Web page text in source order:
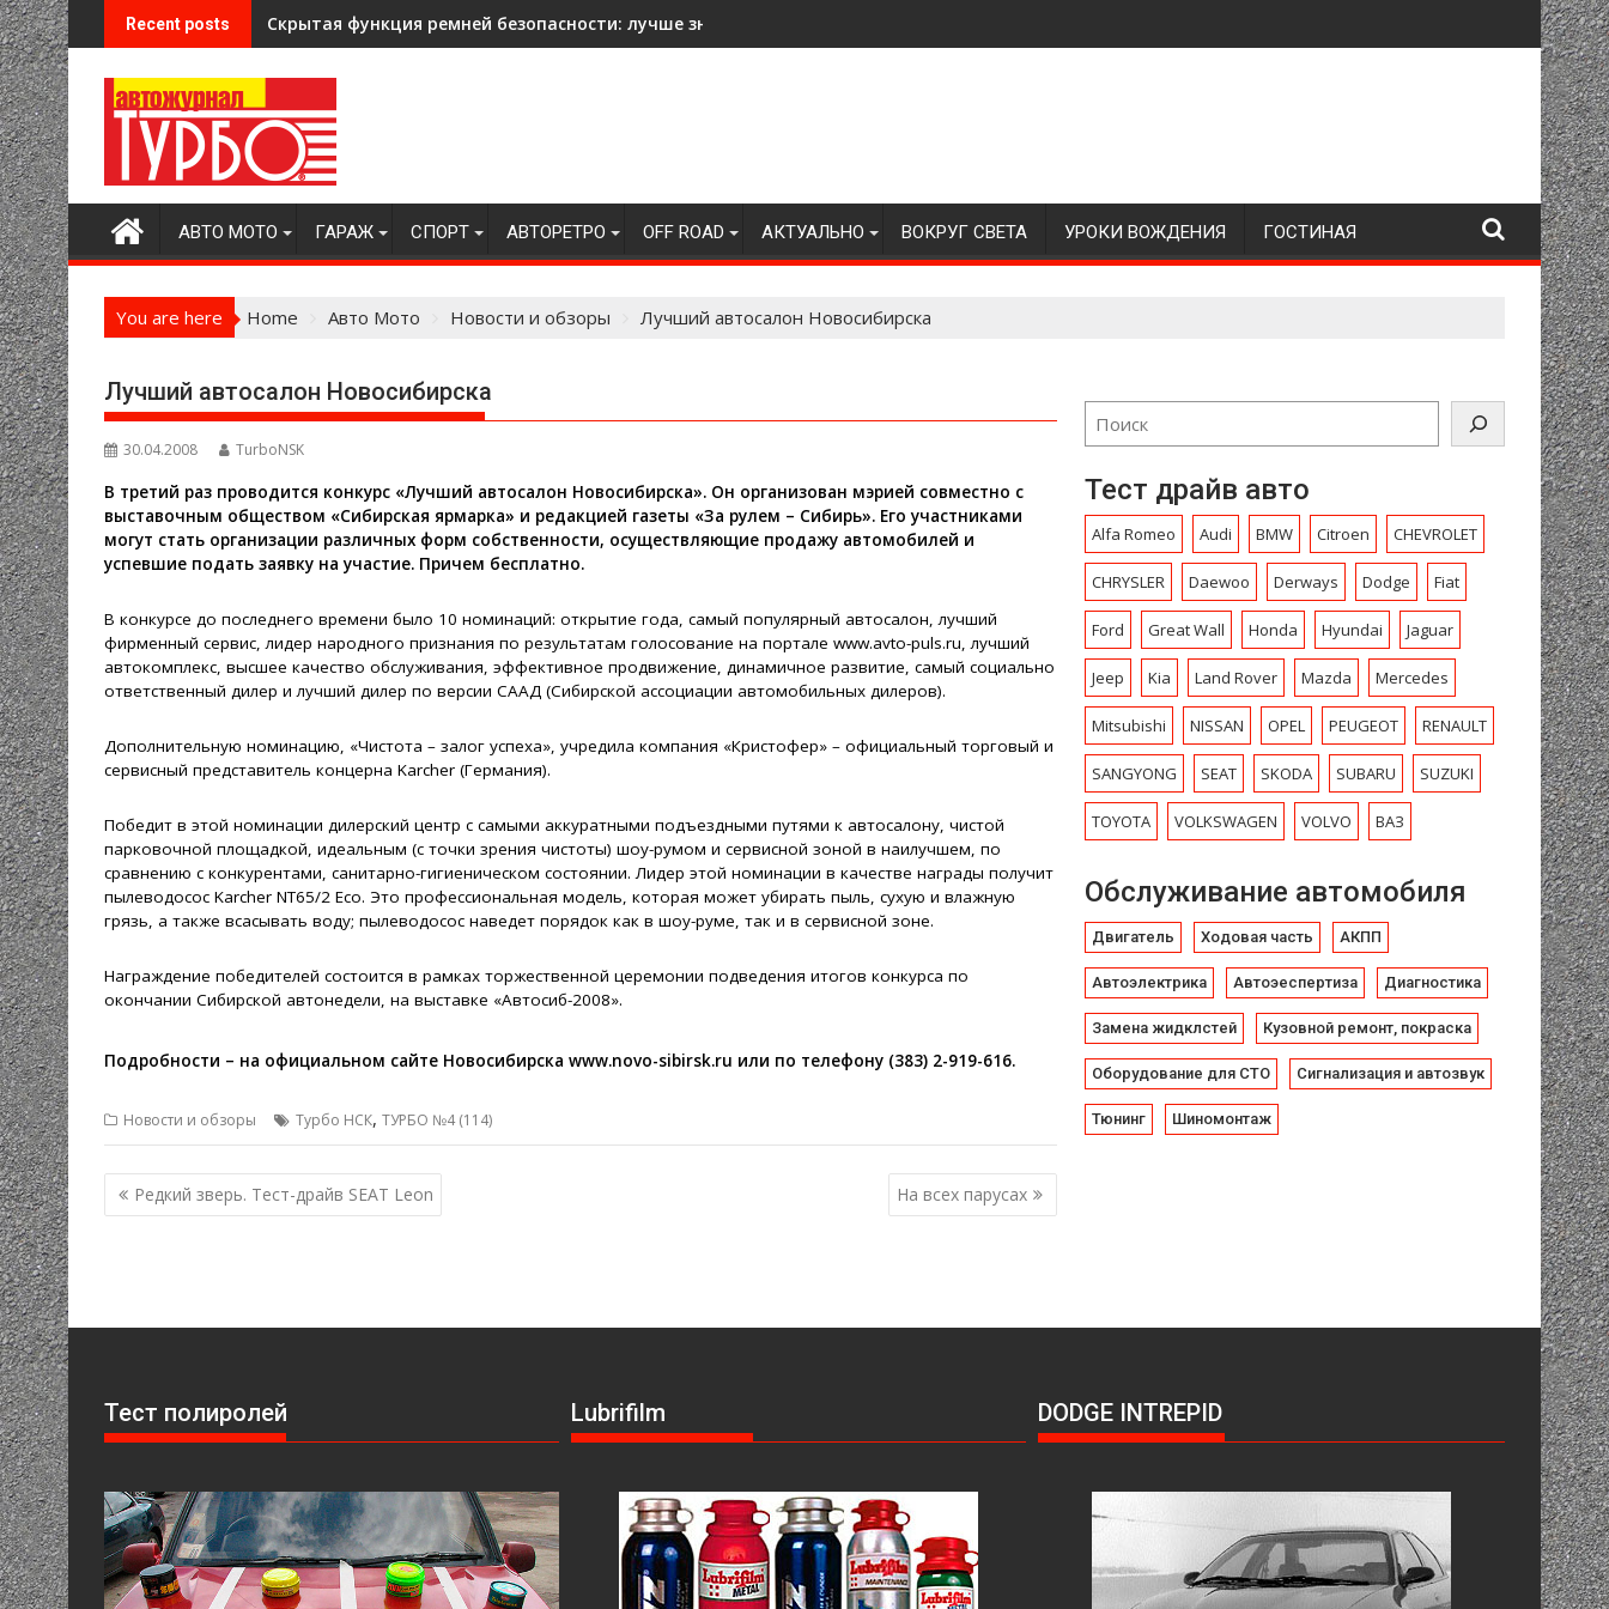
Skip
to
content
Recent posts Скрытая функция ремней безопасности: лучше знать на всякий случай!
АВТО МОТО ГАРАЖ СПОРТ АВТОРЕТРО OFF ROAD АКТУАЛЬНО ВОКРУГ СВЕТА УРОКИ ВОЖДЕНИЯ ГОСТИНАЯ
You are here Home Авто Мото Новости и обзоры Лучший автосалон Новосибирска
Лучший автосалон Новосибирска
30.04.2008 TurboNSK
В третий раз проводится конкурс «Лучший автосалон Новосибирска». Он организован мэрией совместно с
выставочным обществом «Сибирская ярмарка» и редакцией газеты «За рулем – Сибирь». Его участниками
могут стать организации различных форм собственности, осуществляющие продажу автомобилей и
успевшие подать заявку на участие. Причем бесплатно.
В конкурсе до последнего времени было 10 номинаций: открытие года, самый популярный автосалон, лучший
фирменный сервис, лидер народного признания по результатам голосование на портале www.avto-puls.ru, лучший
автокомплекс, высшее качество обслуживания, эффективное продвижение, динамичное развитие, самый социально
ответственный дилер и лучший дилер по версии СААД (Сибирской ассоциации автомобильных дилеров).
Дополнительную номинацию, «Чистота – залог успеха», учредила компания «Кристофер» – официальный торговый и
сервисный представитель концерна Karcher (Германия).
Победит в этой номинации дилерский центр с самыми аккуратными подъездными путями к автосалону, чистой
парковочной площадкой, идеальным (с точки зрения чистоты) шоу-румом и сервисной зоной в наилучшем, по
сравнению с конкурентами, санитарно-гигиеническом состоянии. Лидер этой номинации в качестве награды получит
пылеводосос Karcher NT65/2 Eco. Это профессиональная модель, которая может убирать пыль, сухую и влажную
грязь, а также всасывать воду; пылеводосос наведет порядок как в шоу-руме, так и в сервисной зоне.
Награждение победителей состоится в рамках торжественной церемонии подведения итогов конкурса по
окончании Сибирской автонедели, на выставке «Автосиб-2008».
Подробности – на официальном сайте Новосибирска www.novo-sibirsk.ru или по телефону (383) 2-919-616.
Новости и обзоры Турбо НСК, ТУРБО №4 (114)
Навигация
по
Редкий зверь. Тест-драйв SEAT Leon На всех парусах
Тест драйв авто
Alfa Romeo Audi BMW Citroen CHEVROLET
CHRYSLЕR Daewoo Derways Dodge Fiat
Ford Great Wall Honda Hyundai Jaguar
Jeep Kia Land Rover Mazda Mercedes
Mitsubishi NISSAN OPEL PEUGEOT RENAULT
SANGYONG SEAT SKODA SUBARU SUZUKI
TOYOTA VOLKSWAGEN VOLVO ВАЗ
Обслуживание автомобиля
Двигатель Ходовая часть АКПП
Автоэлектрика Автоэеспертиза Диагностика
Замена жидклстей Кузовной ремонт, покраска
Оборудование для СТО Сигнализация и автозвук
Тюнинг Шиномонтаж
Тест полиролей Lubrifilm DODGE INTREPID